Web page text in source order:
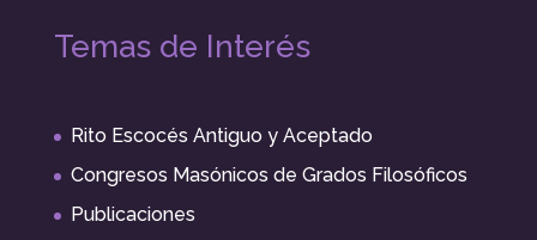
Temas de Interés
Rito Escocés Antiguo y Aceptado
Congresos Masónicos de Grados Filosóficos
Publicaciones